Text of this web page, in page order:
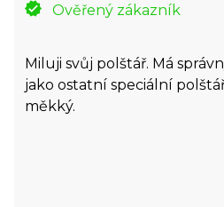
Ověřený zákazník
Miluji svůj polštář. Má
jako ostatní speciální
měkký.